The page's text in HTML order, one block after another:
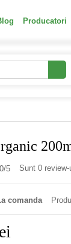
Producatori
0/5 Sunt 0 review-
comanda